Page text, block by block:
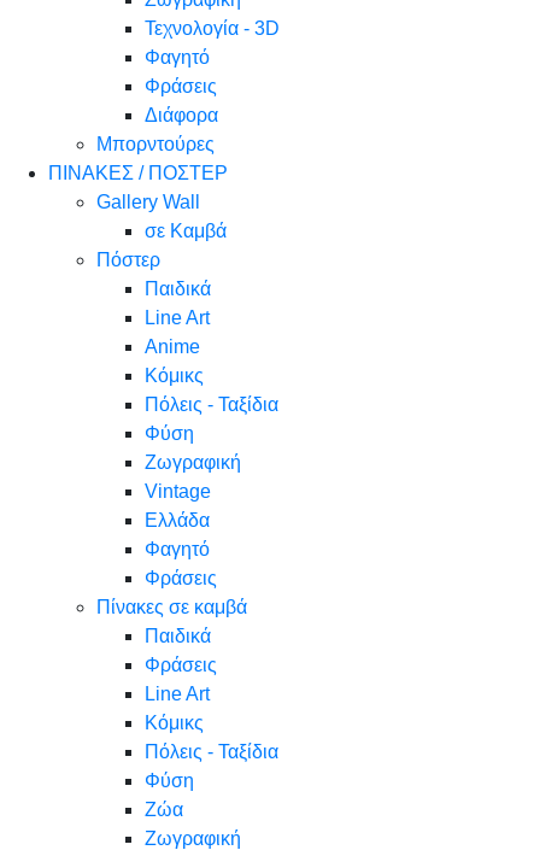
Τεχνολογία - 3D
Φαγητό
Φράσεις
Διάφορα
Μπορντούρες
ΠΙΝΑΚΕΣ / ΠΟΣΤΕΡ
Gallery Wall
σε Καμβά
Πόστερ
Παιδικά
Line Art
Anime
Κόμικς
Πόλεις - Ταξίδια
Φύση
Ζωγραφική
Vintage
Ελλάδα
Φαγητό
Φράσεις
Πίνακες σε καμβά
Παιδικά
Φράσεις
Line Art
Κόμικς
Πόλεις - Ταξίδια
Φύση
Ζώα
Ζωγραφική